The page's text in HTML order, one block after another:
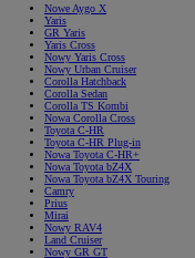
Nowe Aygo X
Yaris
GR Yaris
Yaris Cross
Nowy Yaris Cross
Nowy Urban Cruiser
Corolla Hatchback
Corolla Sedan
Corolla TS Kombi
Nowa Corolla Cross
Toyota C-HR
Toyota C-HR Plug-in
Nowa Toyota C-HR+
Nowa Toyota bZ4X
Nowa Toyota bZ4X Touring
Camry
Prius
Mirai
Nowy RAV4
Land Cruiser
Nowy GR GT